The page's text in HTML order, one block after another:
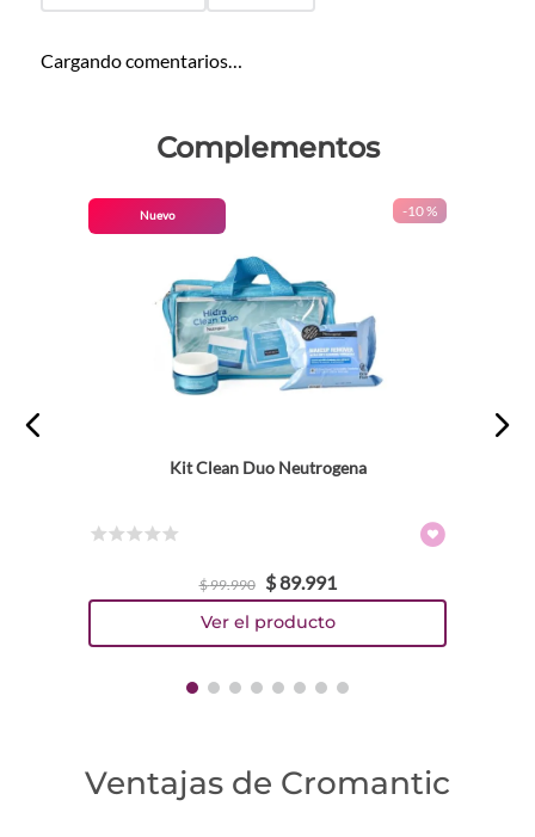
Cargando comentarios…
Complementos
Nuevo -10 %
Kit Clean Duo Neutrogena
$99.990 $89.991
Ventajas de Cromantic